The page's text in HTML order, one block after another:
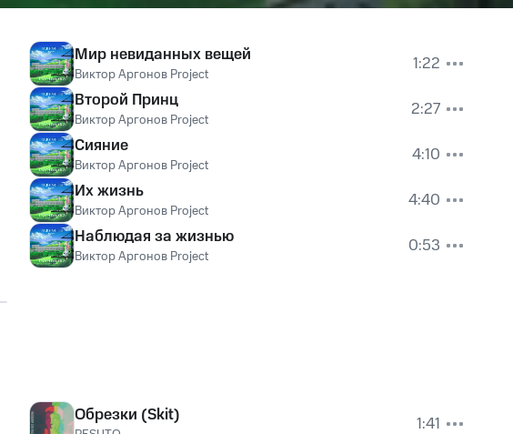
Мир невиданных вещей
Виктор Аргонов Project
1:22
Второй Принц
Виктор Аргонов Project
2:27
Сияние
Виктор Аргонов Project
4:10
Их жизнь
Виктор Аргонов Project
4:40
Наблюдая за жизнью
Виктор Аргонов Project 0:53
Обрезки (Skit)
1:41